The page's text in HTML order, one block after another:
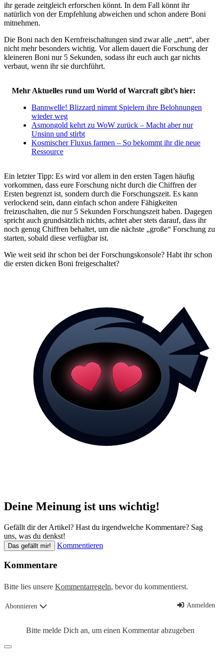
ihr gerade zeitgleich erforschen könnt. In dem Fall könnt ihr
natürlich von der Empfehlung abweichen und schon andere Boni
mitnehmen.
Die Boni nach den Kernfreischaltungen sind zwar alle „nett“, aber
nicht mehr besonders wichtig. Vor allem dauert die Forschung der
kleineren Boni nur 5 Sekunden, sodass ihr euch auch gar nichts
verbaut, wenn ihr sie durchführt.
Mehr Aktuelles rund um World of Warcraft gibt’s hier:
Bannwelle! Blizzard nimmt Spielern ihre Belohnungen
wieder weg
Asmongold kehrt zu WoW zurück – Macht aber nur
Unsinn und stirbt
Kosmischer Fluxus farmen – So bekommt ihr die neue
Ressource
Ein letzter Tipp: Es wird vor allem in den ersten Tagen häufig
vorkommen, dass eure Forschung nicht durch die Chiffren der
Ersten begrenzt ist, sondern durch die Forschungszeit. Es kann
verlockend sein, dann einfach schon andere Fähigkeiten
freizuschalten, die nur 5 Sekunden Forschungszeit haben. Dagegen
spricht auch grundsätzlich nichts, achtet aber stets darauf, dass ihr
noch genug Chiffren behaltet, um die nächste „große“ Forschung zu
starten, sobald diese verfügbar ist.
Wie weit seid ihr schon bei der Forschungskonsole? Habt ihr schon
die ersten dicken Boni freigeschaltet?
Deine Meinung ist uns wichtig!
Gefällt dir der Artikel? Hast du irgendwelche Kommentare? Sag
uns, was du denkst!
Das gefällt mir! Kommentieren
Kommentare
Bitte lies unsere Kommentarregeln, bevor du kommentierst.
Abonnieren Anmelden
Bitte melde Dich an, um einen Kommentar abzugeben